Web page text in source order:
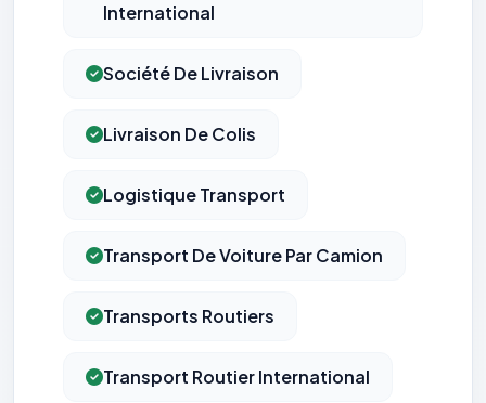
International
Société De Livraison
Livraison De Colis
Logistique Transport
Transport De Voiture Par Camion
Transports Routiers
Transport Routier International